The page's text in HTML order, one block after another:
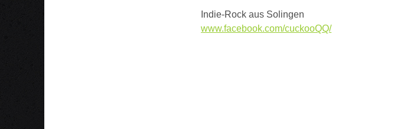
Indie-Rock aus Solingen
www.facebook.com/cuckooQQ/